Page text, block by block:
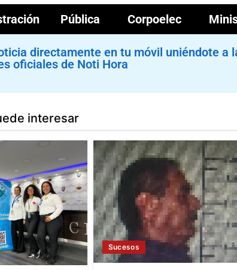
Pública Corpoelec
directamente en tu móvil uniéndote a
oficiales de Noti Hora
interesar
Sucesos